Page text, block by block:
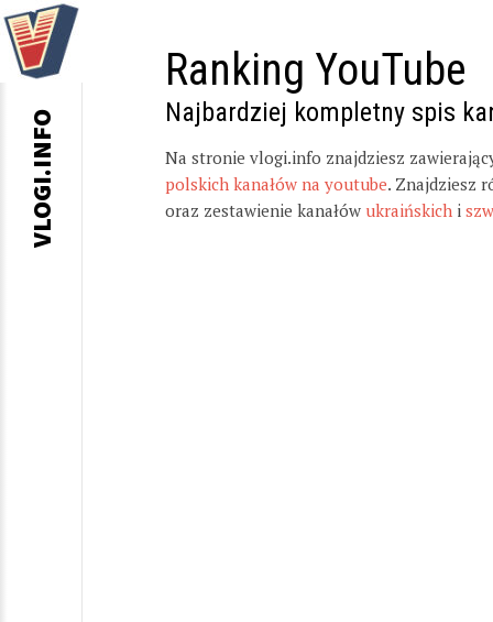
Ranking YouTube
Najbardziej kompletny spis
Na stronie vlogi.info znajdziesz
polskich kanałów na youtube. Znajdziesz
oraz zestawienie kanałów ukraińskich i
VLOGI.INFO